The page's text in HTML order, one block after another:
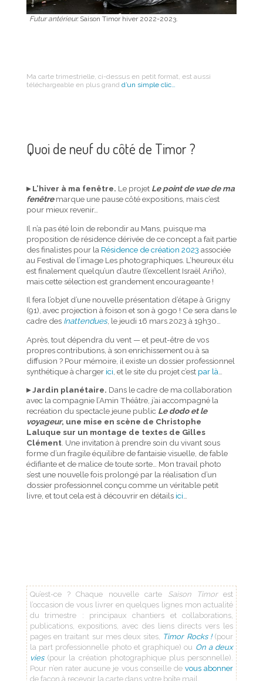
Futur antérieur.Saison Timor hiver 2022-2023.
Ma carte trimestrielle, ci-dessus en petit format, est aussi
téléchargeable en plus grand d’un simple clic…
Quoi de neuf du côté de Timor ?
▸ L’hiver à ma fenêtre. Le projet Le point de vue de ma
fenêtremarque une pause côté expositions, mais c’est
pour mieux revenir…
Il n’a pas été loin de rebondir au Mans, puisque ma
proposition de résidence dérivée de ce concept a fait partie
des finalistes pour la Résidence de création 2023 associée
au Festival de l’image Les photographiques. L’heureux élu
est finalement quelqu’un d’autre (l’excellent Israël Ariño),
mais cette sélection est grandement encourageante !
Il fera l’objet d’une nouvelle présentation d’étape à Grigny
(91), avec projection à foison et son à gogo ! Ce sera dans le
cadre des Inattendues, le jeudi 16 mars 2023 à 19h30…
Après, tout dépendra du vent — et peut-être de vos
propres contributions, à son enrichissement ou à sa
diffusion ? Pour mémoire, il existe un dossier professionnel
synthétique à charger ici , et le site du projet c’est par là
▸ Jardin planétaire. Dans le cadre de ma collaboration
avec la compagnie l’Amin Théâtre, j’ai accompagné la
recréation du spectacle jeune public Le dodo et le
voyageur, une mise en scène de Christophe
Laluque sur un montage de textes de Gilles
Clément. Une invitation à prendre soin du vivant sous
forme d’un fragile équilibre de fantaisie visuelle, de fable
édifiante et de malice de toute sorte… Mon travail photo
s’est une nouvelle fois prolongé par la réalisation d’un
dossier professionnel conçu comme un véritable petit
livre, et tout cela est à découvrir en détails ici…
Qu’est-ce ? Chaque nouvelle carte Saison Timorest
l’occasion de vous livrer en quelques lignes mon actualité
du trimestre : principaux chantiers et collaborations,
publications, expositions, avec des liens directs vers les
pages en traitant sur mes deux sites, Timor Rocks !(pour
la part professionnelle photo et graphique) ou On a deux
vies(pour la création photographique plus personnelle).
Pour n’en rater aucune je vous conseille devous abonner
de façon à recevoir la carte dans votre boîte mail.